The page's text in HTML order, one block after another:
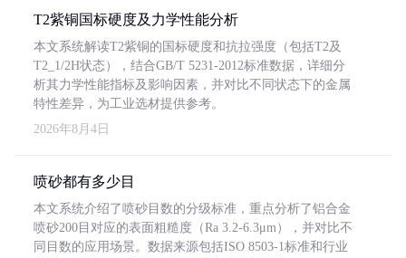
T2紫铜国标硬度及力学性能分析
本文系统解读T2紫铜的国标硬度和抗拉强度（包括T2及
T2_1/2H状态），结合GB/T 5231-2012标准数据，详细分
析其力学性能指标及影响因素，并对比不同状态下的金属
特性差异，为工业选材提供参考。
2026年8月4日
喷砂都有多少目
本文系统介绍了喷砂目数的分级标准，重点分析了铝合金
喷砂200目对应的表面粗糙度（Ra 3.2-6.3μm），并对比不
同目数的应用场景。数据来源包括ISO 8503-1标准和行业